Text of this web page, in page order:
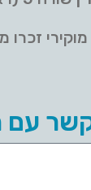
מוקירי זכרו
קשר